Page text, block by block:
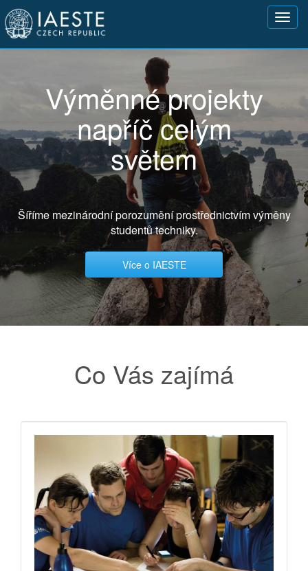
Přejít
hlavnímu
obsahu
Výměnné projekty
napříč celým
světem
Šíříme mezinárodní porozumění prostřednictvím výměny
studentů techniky.
Více o IAESTE
Co Vás zajímá